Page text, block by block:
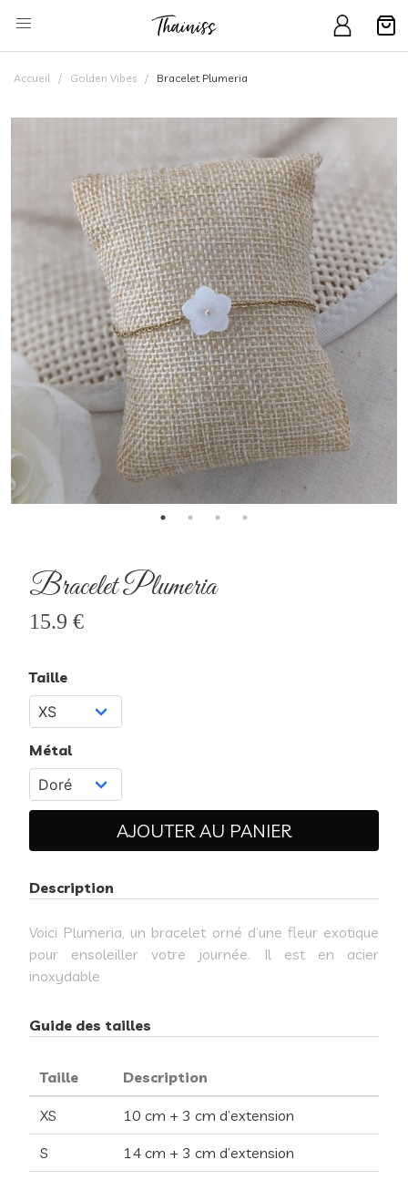
Accueil Golden Vibes Bracelet Plumeria
Bracelet Plumeria
15.9 €
Taille
Métal
AJOUTER AU PANIER
Description
Voici Plumeria, un bracelet orné d’une fleur exotique
pour ensoleiller votre journée. Il est en acier
inoxydable
Guide des tailles
Taille Description
XS 10 cm + 3 cm d’extension
S 14 cm + 3 cm d’extension